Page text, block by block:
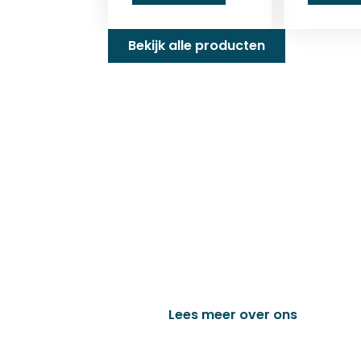
Bekijk alle producten
Lees meer over ons